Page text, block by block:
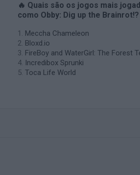
🔥 Quais são os jogos mais
como Obby: Dig up the Brainrot!?
Meccha Chameleon
Bloxd.io
FireBoy and WaterGirl: The Forest
Incredibox Sprunki
Toca Life World